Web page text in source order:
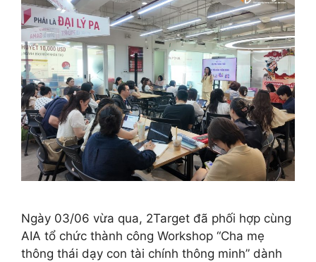
Ngày 03/06 vừa qua, 2Target đã phối hợp cùng
AIA tổ chức thành công Workshop “Cha mẹ
thông thái dạy con tài chính thông minh” dành